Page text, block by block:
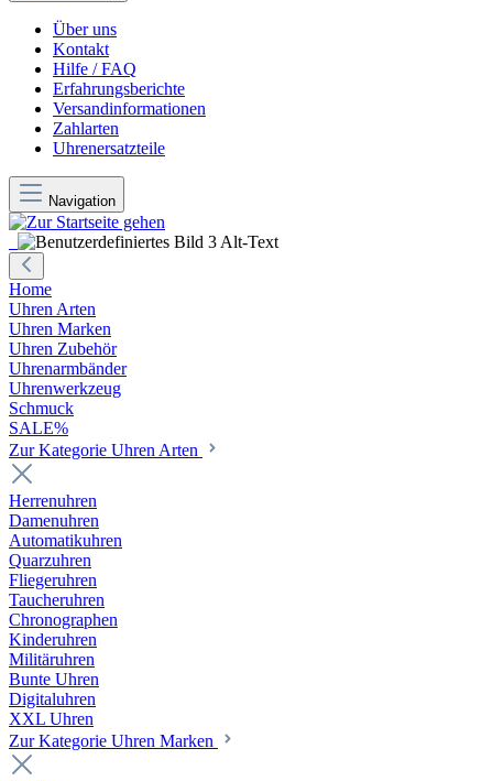
Über uns
Kontakt
Hilfe / FAQ
Erfahrungsberichte
Versandinformationen
Zahlarten
Uhrenersatzteile
Navigation
Home
Uhren Arten
Uhren Marken
Uhren Zubehör
Uhrenarmbänder
Uhrenwerkzeug
Schmuck
SALE%
Zur Kategorie Uhren Arten
Herrenuhren
Damenuhren
Automatikuhren
Quarzuhren
Fliegeruhren
Taucheruhren
Chronographen
Kinderuhren
Militäruhren
Bunte Uhren
Digitaluhren
XXL Uhren
Zur Kategorie Uhren Marken